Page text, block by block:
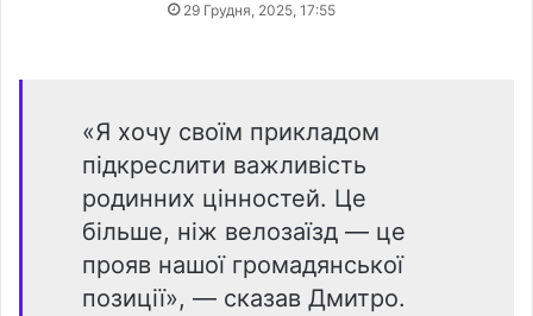
29 Грудня, 2025, 17:55
«Я хочу своїм прикладом
підкреслити важливість
родинних цінностей. Це
більше, ніж велозаїзд — це
прояв нашої громадянської
позиції», — сказав Дмитро.